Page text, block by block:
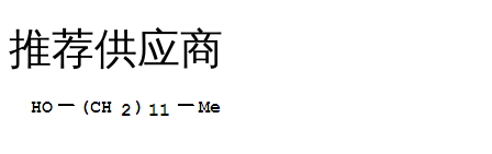
推荐供应商